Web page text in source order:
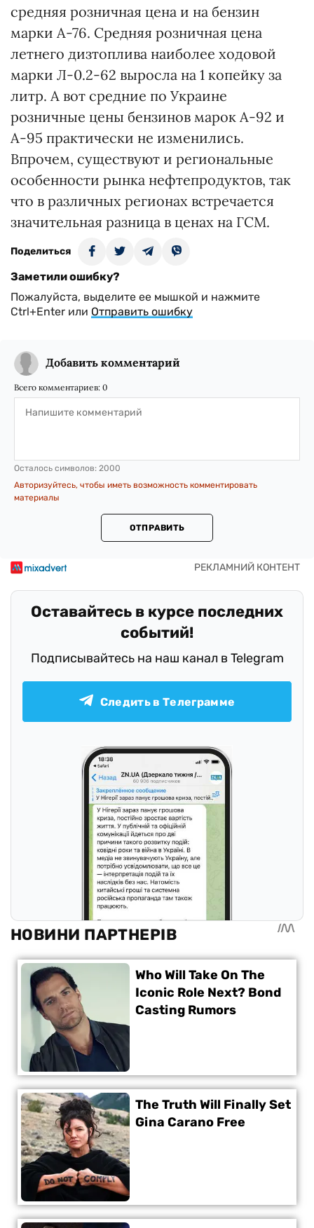
средняя розничная цена и на бензин
марки А-76. Средняя розничная цена
летнего дизтоплива наиболее ходовой
марки Л-0.2-62 выросла на 1 копейку за
литр. А вот средние по Украине
розничные цены бензинов марок А-92 и
А-95 практически не изменились.
Впрочем, существуют и региональные
особенности рынка нефтепродуктов, так
что в различных регионах встречается
значительная разница в ценах на ГСМ.
Поделиться
Заметили ошибку?
Пожалуйста, выделите ее мышкой и нажмите
Ctrl+Enter или Отправить ошибку
Добавить комментарий
Всего комментариев: 0
Осталось символов: 2000
Авторизуйтесь, чтобы иметь возможность комментировать
материалы
ОТПРАВИТЬ
Оставайтесь в курсе последних
событий!
Подписывайтесь на наш канал в Telegram
Следить в Телеграмме